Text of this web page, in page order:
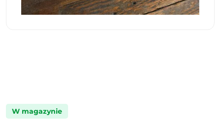
W magazynie